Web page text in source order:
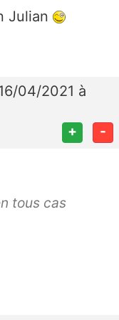
Julian
04/2021 à
+ -
tous cas